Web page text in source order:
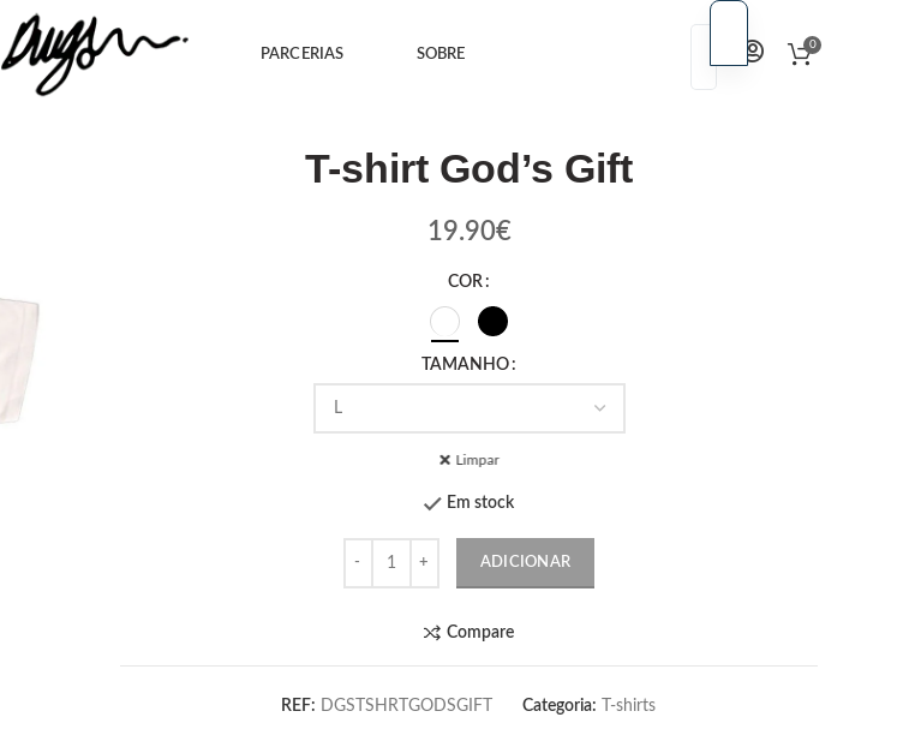
PARCERIAS SOBRE
EN
0
T-shirt God’s Gift
19.90€
COR
TAMANHO
Limpar
Em stock
ADICIONAR
Compare
REF: DGSTSHRTGODSGIFT Categoria: T-shirts
EN